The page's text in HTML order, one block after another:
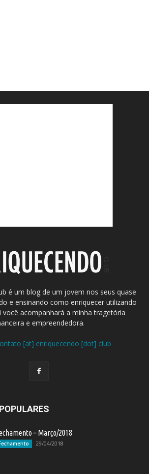
é um blog de um jovem nos seus quase
e ensinando como enriquecer utilizando
você acompanhará a minha tragetória
e empreendedora.
[at] enriquecendo [dot] club
– Março/2018
29/04/2018